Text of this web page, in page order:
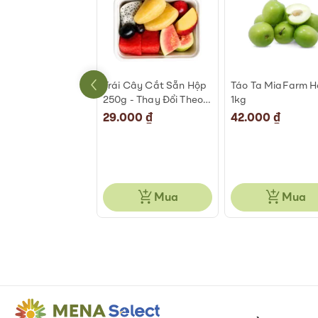
Trái Cây Cắt Sẵn Hộp
250g - Thay Đổi Theo
Ngày
29.000 ₫
Mua
Táo Ta MiaFarm
1kg
42.000 ₫
Mua